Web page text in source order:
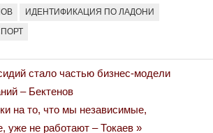
ИДЕНТИФИКАЦИЯ ПО ЛАДОНИ
стало частью бизнес-модели
– Бектенов
на то, что мы независимые,
уже не работают – Токаев